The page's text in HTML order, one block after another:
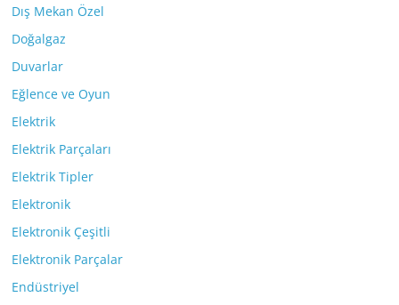
Dış Mekan Özel
Doğalgaz
Duvarlar
Eğlence ve Oyun
Elektrik
Elektrik Parçaları
Elektrik Tipler
Elektronik
Elektronik Çeşitli
Elektronik Parçalar
Endüstriyel